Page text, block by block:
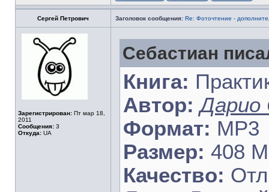
Сергей Петрович Заголовок сообщения: Re: Фоточтение -
Зарегистрирован: Пт мар 18,
2011
Сообщения: 3
Откуда: UA
Себастиан
Книга:
Автор: Дарио
Формат: MP3
Размер: 408
Качество: